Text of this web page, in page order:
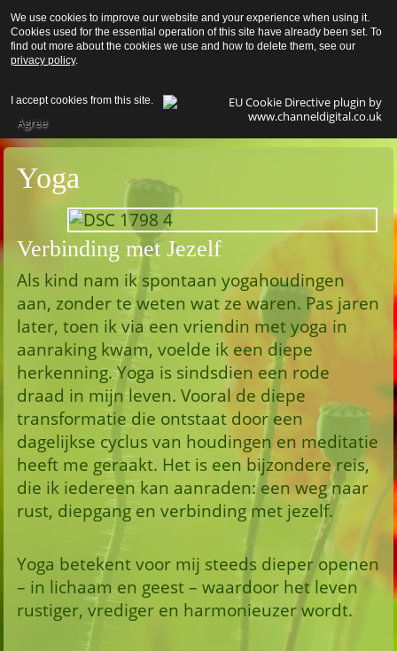
Pereg
Yoga
Verbinding met Jezelf
Als kind nam ik spontaan yogahoudingen
aan, zonder te weten wat ze waren. Pas jaren
later, toen ik via een vriendin met yoga in
aanraking kwam, voelde ik een diepe
herkenning. Yoga is sindsdien een rode
draad in mijn leven. Vooral de diepe
transformatie die ontstaat door een
dagelijkse cyclus van houdingen en meditatie
heeft me geraakt. Het is een bijzondere reis,
die ik iedereen kan aanraden: een weg naar
rust, diepgang en verbinding met jezelf.
Yoga betekent voor mij steeds dieper openen
– in lichaam en geest – waardoor het leven
rustiger, vrediger en harmonieuzer wordt.
We use cookies to improve our website and your experience when using it.
Cookies used for the essential operation of this site have already been set. To
find out more about the cookies we use and how to delete them, see our
privacy policy.
I accept cookies from this site.
Agree